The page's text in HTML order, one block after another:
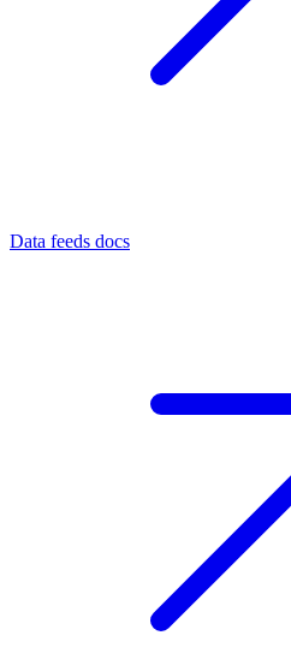
Data feeds docs